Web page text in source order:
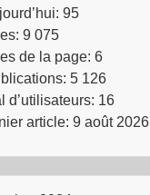
95
9 075
de la page: 6
5 126
d’utilisateurs: 16
article: 9 août 2026